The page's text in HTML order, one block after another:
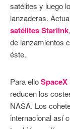
satélites y luego
lanzaderas.
satélites Starlink
de lanzamientos
éste.
Para elloSpaceX
reducen los
NASA. Los
internacional así